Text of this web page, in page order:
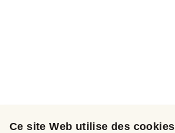
Ce site Web utilise des cookies